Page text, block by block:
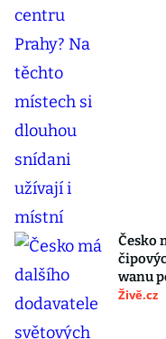
Česko
wanu
Živě.cz